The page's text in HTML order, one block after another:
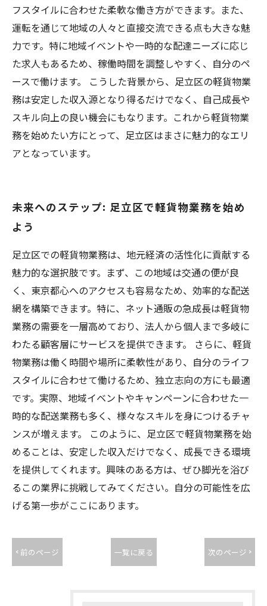
フスタイルに合わせた柔軟な働き方ができます。また、
運転を通じて地域の人々と直接交流できる点も大きな魅
力です。特に地域イベントや一時的な配達ニーズに応じ
た求人もあるため、稼働時間を調整しやすく、自分のペ
ースで働けます。 こうした背景から、足立区の軽貨物業
務は安定した収入源となり得るだけでなく、自己成長や
スキル向上の良い機会にもなります。これから軽貨物業
務を始めたい方にとって、足立区はまさに魅力的なエリ
アとなっています。
未来へのステップ: 足立区で軽貨物業務を始め
よう
足立区での軽貨物業務は、地元経済の活性化に貢献する
魅力的な選択肢です。まず、この地域は交通の便が良
く、東京都心へのアクセスも容易なため、効率的な配送
網を構築できます。特に、ネット通販の急成長は軽貨物
業務の需要を一層高めており、法人から個人まで多岐に
わたる顧客層にサービスを提供できます。 さらに、軽貨
物業務は働く時間や場所に柔軟性があり、自分のライフ
スタイルに合わせて働けるため、独立志向の方にも最適
です。実際、地域イベントやキャンペーンに合わせた一
時的な配送業務も多く、様々なスキルを身につけるチャ
ンスが増えます。 このように、足立区で軽貨物業務を始
めることは、安定した収入だけでなく、成長できる環境
を提供してくれます。興味のある方は、ぜひ脚光を浴び
るこの業界に挑戦してみてください。自分の可能性を広
げる第一歩がここにあります。
< 前のページ 一覧に戻る 次のページ >